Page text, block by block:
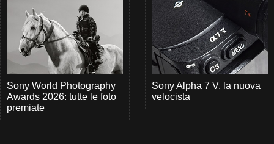
Sony World Photography
Awards 2026: tutte le foto
premiate
Sony Alpha 7 V, la nuova
velocista